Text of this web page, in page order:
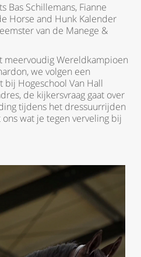
Bas Schillemans, Fianne
Horse and Hunk Kalender
van de Manege &
meervoudig Wereldkampioen
we volgen een
Hogeschool Van Hall
de kijkersvraag gaat over
tijdens het dressuurrijden
wat je tegen verveling bij